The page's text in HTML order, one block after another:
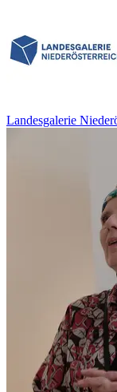
Landesgalerie